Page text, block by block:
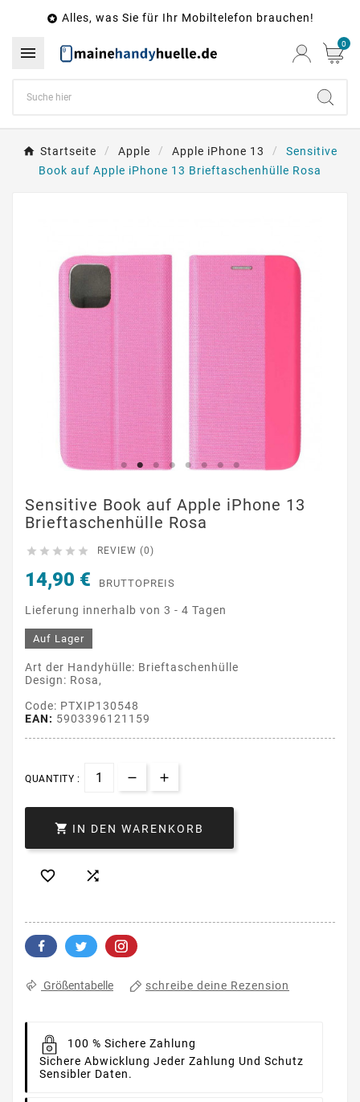
 Alles, was Sie für Ihr Mobiltelefon brauchen!
 0
Startseite Apple Apple iPhone 13
Sensitive
Book auf Apple iPhone 13 Brieftaschenhülle Rosa
Sensitive Book auf Apple iPhone 13
Brieftaschenhülle Rosa
     REVIEW (0)
14,90 € BRUTTOPREIS
Lieferung innerhalb von 3 - 4 Tagen
Auf Lager
Art der Handyhülle: Brieftaschenhülle
Design: Rosa,
Code: PTXIP130548
EAN: 5903396121159
QUANTITY :
 IN DEN WARENKORB
 
Größentabelle schreibe deine Rezension
100 % Sichere Zahlung
Sichere Abwicklung Jeder Zahlung Und Schutz
Sensibler Daten.